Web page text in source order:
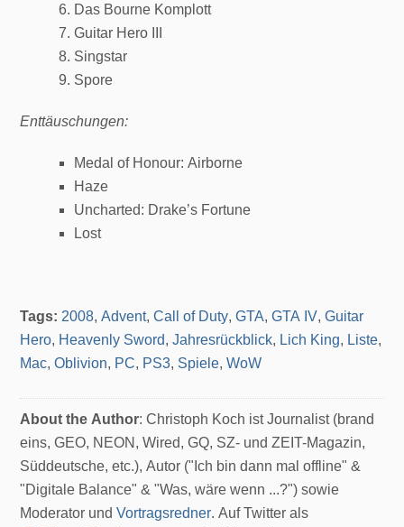
Das Bourne Komplott
Guitar Hero III
Singstar
Spore
Enttäuschungen:
Medal of Honour: Airborne
Haze
Uncharted: Drake’s Fortune
Lost
Tags: 2008,Advent,Call of Duty,GTA,GTA IV,Guitar
Hero, Heavenly Sword,Jahresrückblick, Lich King, Liste,
Mac,Oblivion, PC, PS3, Spiele,WoW
About the Author: Christoph Koch ist Journalist (brand
eins, GEO, NEON, Wired, GQ, SZ- und ZEIT-Magazin,
Süddeutsche, etc.), Autor ("Ich bin dann mal offline" &
"Digitale Balance" & "Was, wäre wenn ...?") sowie
Moderator undVortragsredner. Auf Twitter als